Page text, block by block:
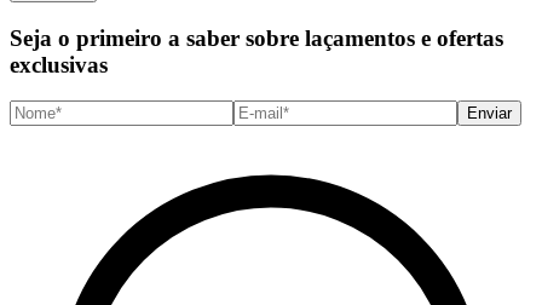
Seja o primeiro a saber sobre laçamentos e ofertas
exclusivas
Enviar